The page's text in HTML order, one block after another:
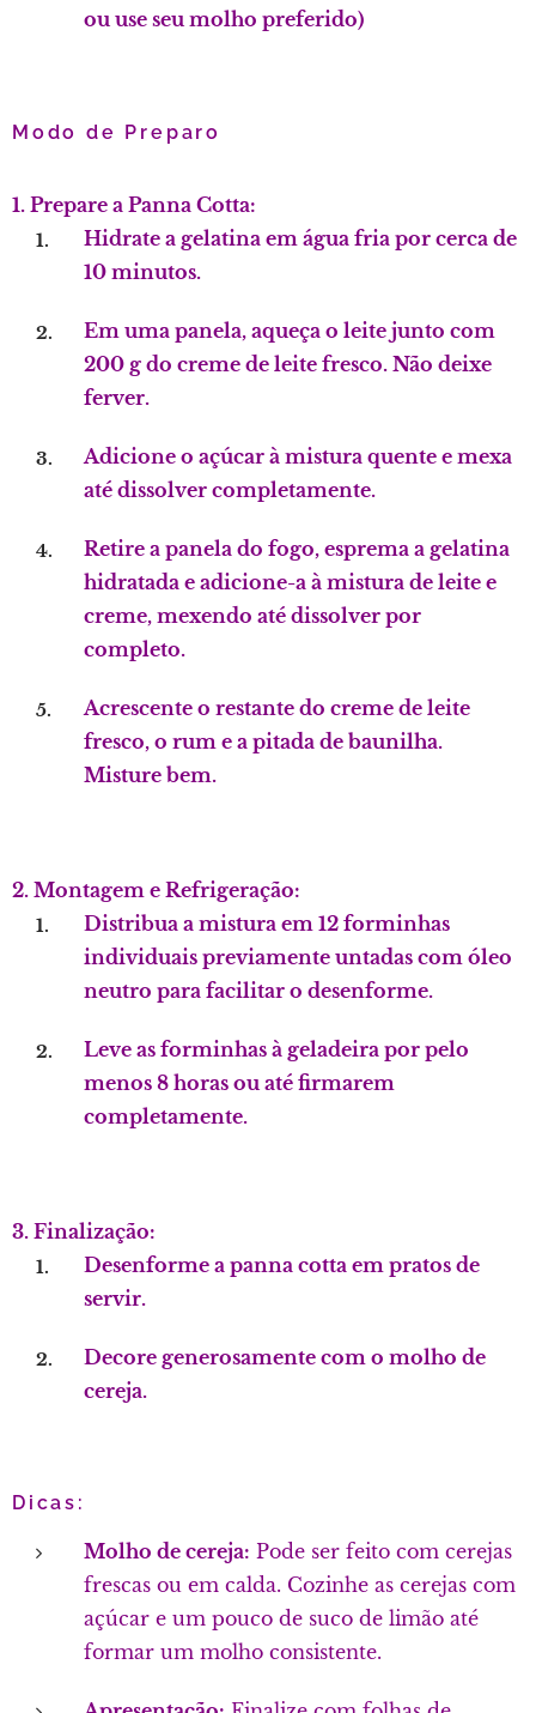
ou use seu molho preferido)
Modo de Preparo
1. Prepare a Panna Cotta:
Hidrate a gelatina em água fria por cerca de
10 minutos.
Em uma panela, aqueça o leite junto com
200 g do creme de leite fresco. Não deixe
ferver.
Adicione o açúcar à mistura quente e mexa
até dissolver completamente.
Retire a panela do fogo, esprema a gelatina
hidratada e adicione-a à mistura de leite e
creme, mexendo até dissolver por
completo.
Acrescente o restante do creme de leite
fresco, o rum e a pitada de baunilha.
Misture bem.
2. Montagem e Refrigeração:
Distribua a mistura em 12 forminhas
individuais previamente untadas com óleo
neutro para facilitar o desenforme.
Leve as forminhas à geladeira por pelo
menos 8 horas ou até firmarem
completamente.
3. Finalização:
Desenforme a panna cotta em pratos de
servir.
Decore generosamente com o molho de
cereja.
Dicas:
Molho de cereja: Pode ser feito com cerejas
frescas ou em calda. Cozinhe as cerejas com
açúcar e um pouco de suco de limão até
formar um molho consistente.